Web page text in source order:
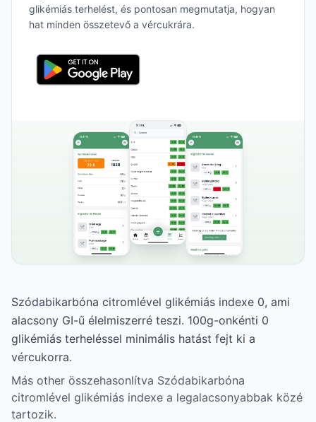
glikémiás terhelést, és pontosan megmutatja, hogyan
hat minden összetevő a vércukrára.
Szódabikarbóna citromlével glikémiás indexe 0, ami
alacsony GI-ű élelmiszerré teszi. 100g-onkénti 0
glikémiás terheléssel minimális hatást fejt ki a
vércukorra.
Más other összehasonlítva Szódabikarbóna
citromlével glikémiás indexe a legalacsonyabbak közé
tartozik.